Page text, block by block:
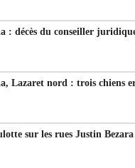
: décès du conseiller
Lazaret nord : trois chiens
sur les rues Justin